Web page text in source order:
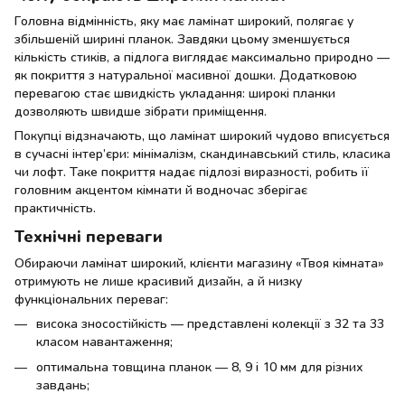
Головна відмінність, яку має ламінат широкий, полягає у
збільшеній ширині планок. Завдяки цьому зменшується
кількість стиків, а підлога виглядає максимально природно —
як покриття з натуральної масивної дошки. Додатковою
перевагою стає швидкість укладання: широкі планки
дозволяють швидше зібрати приміщення.
Покупці відзначають, що ламінат широкий чудово вписується
в сучасні інтер’єри: мінімалізм, скандинавський стиль, класика
чи лофт. Таке покриття надає підлозі виразності, робить її
головним акцентом кімнати й водночас зберігає
практичність.
Технічні переваги
Обираючи ламінат широкий, клієнти магазину «Твоя кімната»
отримують не лише красивий дизайн, а й низку
функціональних переваг:
висока зносостійкість — представлені колекції з 32 та 33
класом навантаження;
оптимальна товщина планок — 8, 9 і 10 мм для різних
завдань;